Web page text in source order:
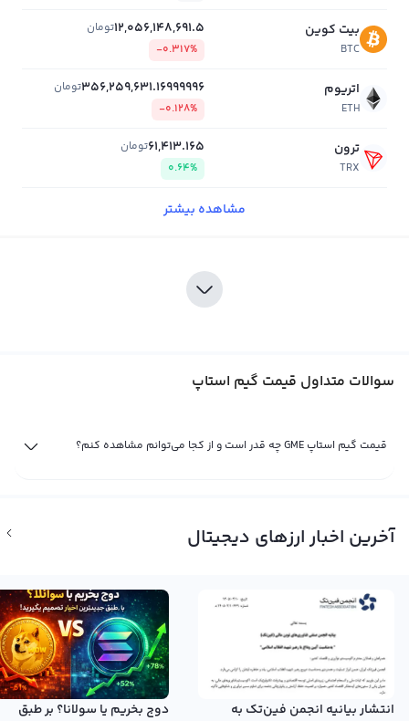
بیت کوین
BTC
12,056,148,691.5تومان
-0.317%
اتریوم
ETH
356,259,631.16999996تومان
-0.128%
ترون
TRX
61,413.165تومان
0.64%
مشاهده بیشتر
سوالات متداول قیمت گیم استاپ
قیمت گیم استاپ GME چه قدر است و از کجا می‌توانم مشاهده کنم؟
آخرین اخبار ارزهای دیجیتال
انتشار بیانیه انجمن فین‌تک به
دوج بخریم یا سولانا؟ بر طبق